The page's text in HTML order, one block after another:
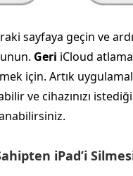
sayfaya geçin ve
Geri iCloud
için. Artık
ve cihazınızı
iPad’i